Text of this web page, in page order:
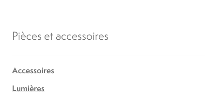
Pièces et accessoires
Accessoires
Lumières